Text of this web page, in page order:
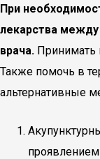
При
лекарства
врача. Принимать
Также помочь в
альтернативные
проявлением